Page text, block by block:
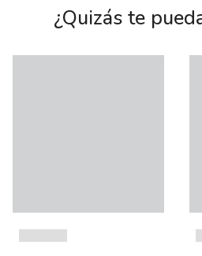
¿Quizás te